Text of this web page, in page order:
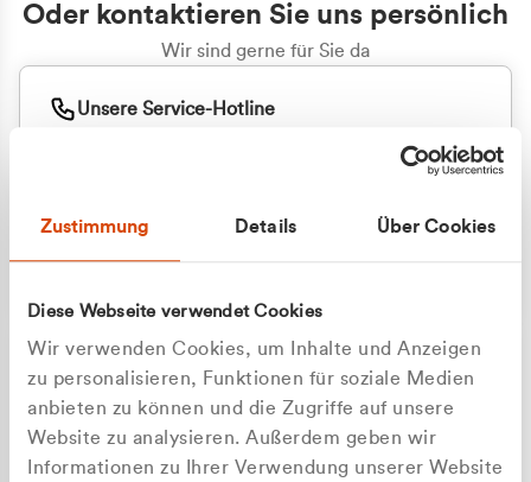
Zustimmung Details Über Cookies
Diese Webseite verwendet Cookies
Wir verwenden Cookies, um Inhalte und Anzeigen
zu personalisieren, Funktionen für soziale Medien
anbieten zu können und die Zugriffe auf unsere
Website zu analysieren. Außerdem geben wir
Informationen zu Ihrer Verwendung unserer Website
Oder kontaktieren Sie uns persönlich
Wir sind gerne für Sie da
Unsere Service-Hotline
+49 177 8376058